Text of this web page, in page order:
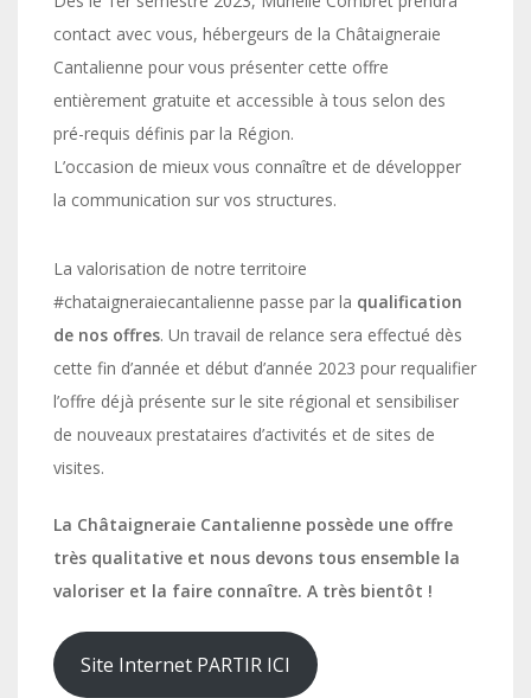
contact avec vous, hébergeurs de la Châtaigneraie
Cantalienne pour vous présenter cette offre
entièrement gratuite et accessible à tous selon des
pré-requis définis par la Région.
L’occasion de mieux vous connaître et de développer
la communication sur vos structures.
La valorisation de notre territoire
#chataigneraiecantalienne passe par la qualification
de nos offres. Un travail de relance sera effectué dès
cette fin d’année et début d’année 2023 pour requalifier
l’offre déjà présente sur le site régional et sensibiliser
de nouveaux prestataires d’activités et de sites de
visites.
La Châtaigneraie Cantalienne possède une offre
très qualitative et nous devons tous ensemble la
valoriser et la faire connaître. A très bientôt !
Site Internet PARTIR ICI